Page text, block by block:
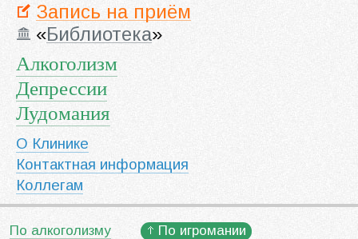
Запись на приём
«Библиотека»
Алкоголизм
Депрессии
Лудомания
О Клинике
Контактная информация
Коллегам
По алкоголизму По игромании